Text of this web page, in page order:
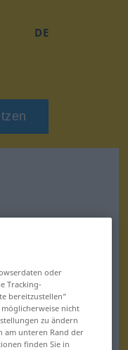
DE
oder
Tracking-
bereitzustellen“
nicht
zu ändern
am unteren Rand der
finden Sie in